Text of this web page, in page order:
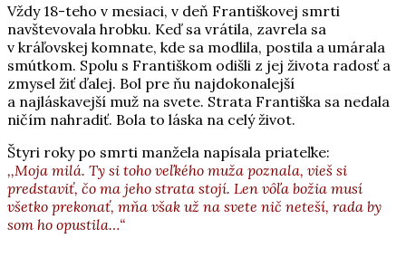
Vždy 18-teho v mesiaci, v deň Františkovej smrti
navštevovala hrobku. Keď sa vrátila, zavrela sa
v kráľovskej komnate, kde sa modlila, postila a umárala
smútkom. Spolu s Františkom odišli z jej života radosť a
zmysel žiť ďalej. Bol pre ňu najdokonalejší
a najláskavejší muž na svete. Strata Františka sa nedala
ničím nahradiť. Bola to láska na celý život.
Štyri roky po smrti manžela napísala priateľke:
,,Moja milá. Ty si toho veľkého muža poznala, vieš si
predstaviť, čo ma jeho strata stojí. Len vôľa božia musí
všetko prekonať, mňa však už na svete nič neteší, rada by
som ho opustila…“